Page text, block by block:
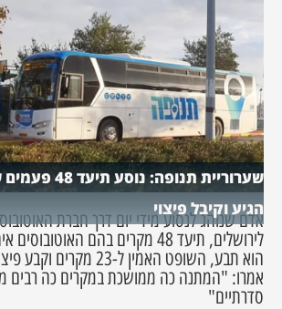
שערוריית
הגיע וקיבל פיצוי
אדם שנוהג לנסוע מידי יום דרך חברת
לירושלים, תיעד 48 מקרים בהם
הוא תבע, השופט האמין ל-
אמרו: "המתנה כה ממושכת במקרים כה רבים
סדרתיים"